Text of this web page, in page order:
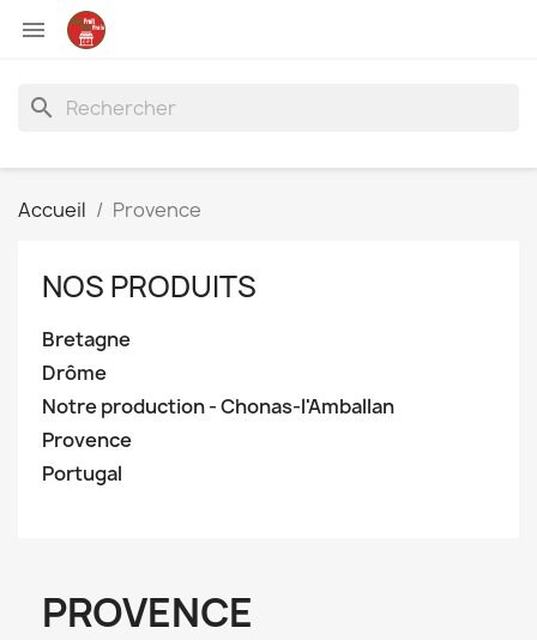

search
Accueil Provence
NOS PRODUITS
Bretagne
Drôme
Notre production - Chonas-l'Amballan
Provence
Portugal
PROVENCE